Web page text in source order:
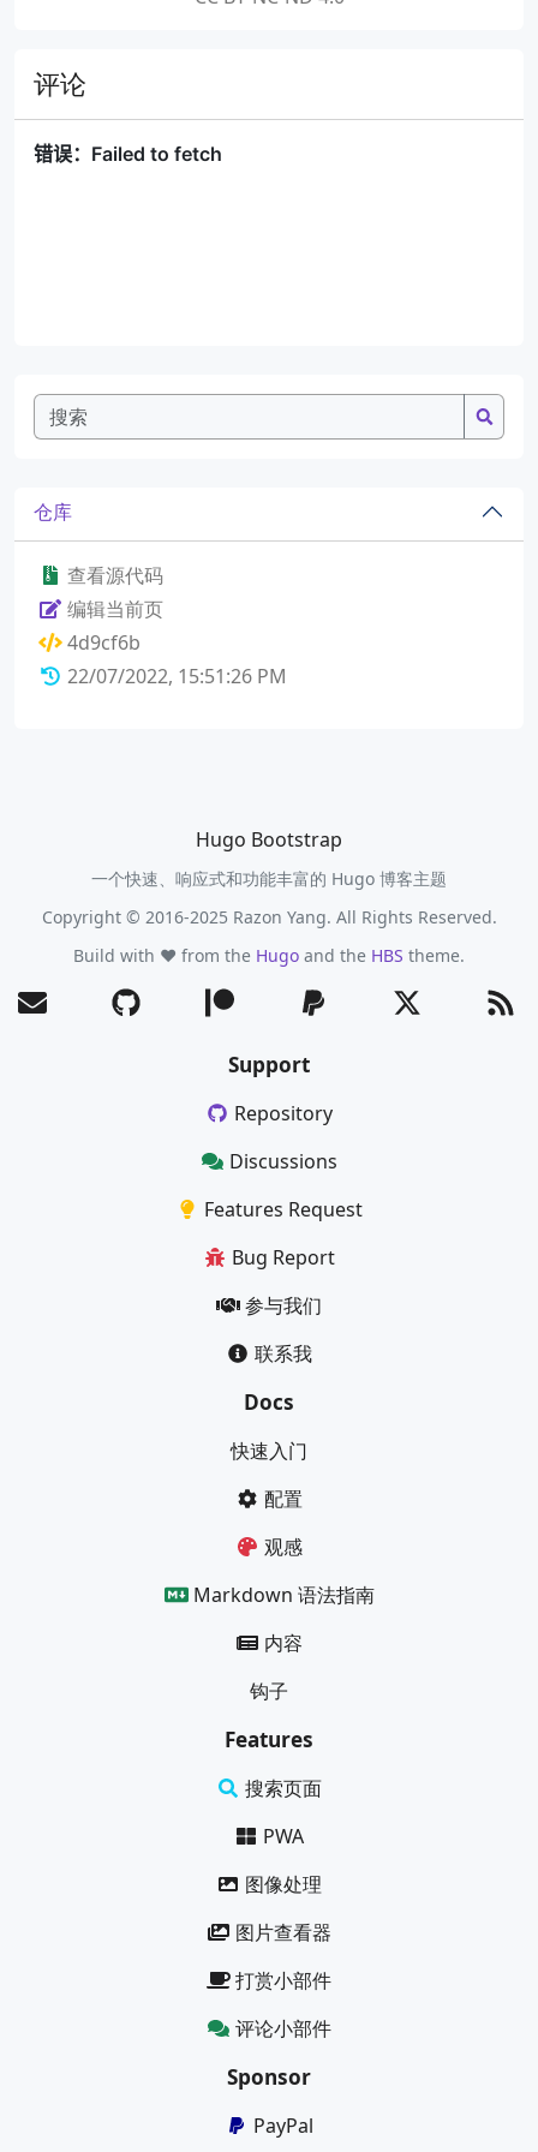
评论
仓库
查看源代码
编辑当前页
4d9cf6b
22/07/2022, 15:51:26 PM
Hugo Bootstrap
一个快速、响应式和功能丰富的 Hugo 博客主题
Copyright © 2016-2025 Razon Yang. All Rights Reserved.
Build with ❤️ from the Hugo and the HBS theme.
Support
Repository
Discussions
Features Request
Bug Report
参与我们
联系我
Docs
快速入门
配置
观感
Markdown 语法指南
内容
钩子
Features
搜索页面
PWA
图像处理
图片查看器
打赏小部件
评论小部件
Sponsor
PayPal